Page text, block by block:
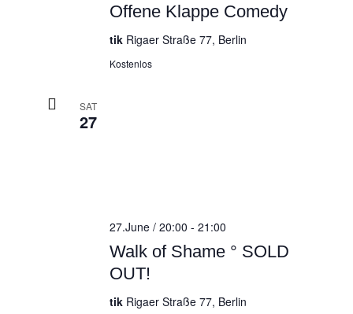
Offene Klappe Comedy
tik Rigaer Straße 77, Berlin
Kostenlos
SAT
27
Walk of Shame ° SOLD
OUT!
27.June / 20:00 - 21:00
tik Rigaer Straße 77, Berlin